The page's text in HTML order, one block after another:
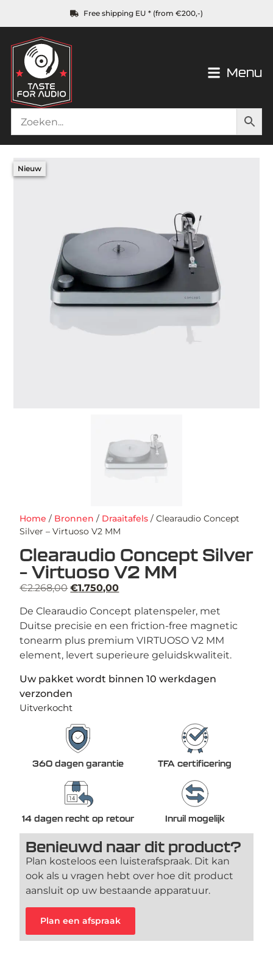
Free shipping EU * (from €200,-)
Menu
Nieuw
Home / Bronnen / Draaitafels / Clearaudio Concept
Silver – Virtuoso V2 MM
Clearaudio Concept Silver
– Virtuoso V2 MM
€2.268,00 €1.750,00
De Clearaudio Concept platenspeler, met
Duitse precisie en een friction-free magnetic
tonearm plus premium VIRTUOSO V2 MM
element, levert superieure geluidskwaliteit.
Uw pakket wordt binnen 10 werkdagen
verzonden
Uitverkocht
360 dagen garantie TFA certificering
14 dagen recht op retour Inruil mogelijk
Benieuwd naar dit product?
Plan kosteloos een luisterafspraak. Dit kan
ook als u vragen hebt over hoe dit product
aansluit op uw bestaande apparatuur.
Plan een afspraak